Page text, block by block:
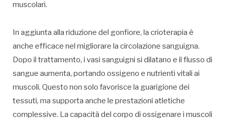
muscolari.
In aggiunta alla riduzione del gonfiore, la crioterapia è
anche efficace nel migliorare la circolazione sanguigna.
Dopo il trattamento, i vasi sanguigni si dilatano e il flusso di
sangue aumenta, portando ossigeno e nutrienti vitali ai
muscoli. Questo non solo favorisce la guarigione dei
tessuti, ma supporta anche le prestazioni atletiche
complessive. La capacità del corpo di ossigenare i muscoli